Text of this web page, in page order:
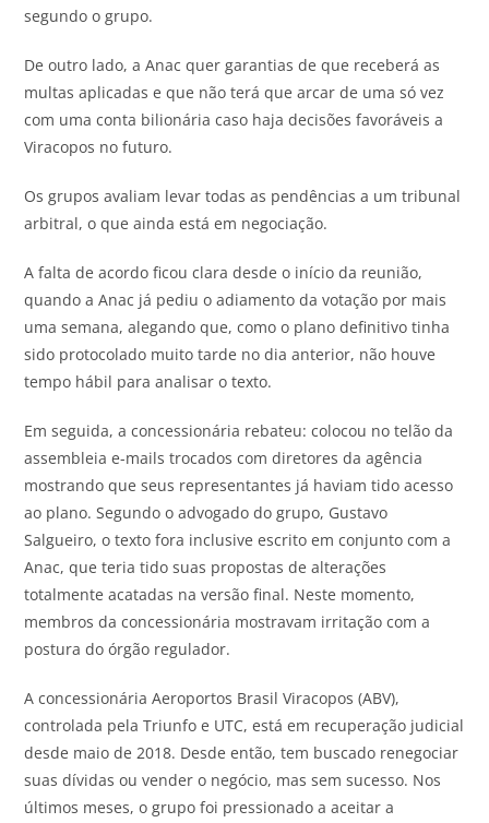
segundo o grupo.
De outro lado, a Anac quer garantias de que receberá as
multas aplicadas e que não terá que arcar de uma só vez
com uma conta bilionária caso haja decisões favoráveis a
Viracopos no futuro.
Os grupos avaliam levar todas as pendências a um tribunal
arbitral, o que ainda está em negociação.
A falta de acordo ficou clara desde o início da reunião,
quando a Anac já pediu o adiamento da votação por mais
uma semana, alegando que, como o plano definitivo tinha
sido protocolado muito tarde no dia anterior, não houve
tempo hábil para analisar o texto.
Em seguida, a concessionária rebateu: colocou no telão da
assembleia e-mails trocados com diretores da agência
mostrando que seus representantes já haviam tido acesso
ao plano. Segundo o advogado do grupo, Gustavo
Salgueiro, o texto fora inclusive escrito em conjunto com a
Anac, que teria tido suas propostas de alterações
totalmente acatadas na versão final. Neste momento,
membros da concessionária mostravam irritação com a
postura do órgão regulador.
A concessionária Aeroportos Brasil Viracopos (ABV),
controlada pela Triunfo e UTC, está em recuperação judicial
desde maio de 2018. Desde então, tem buscado renegociar
suas dívidas ou vender o negócio, mas sem sucesso. Nos
últimos meses, o grupo foi pressionado a aceitar a